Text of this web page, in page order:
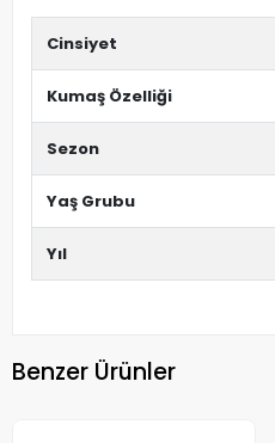
Cinsiyet
Kumaş Özelliği
Sezon
Yaş Grubu
Yıl
Benzer Ürünler